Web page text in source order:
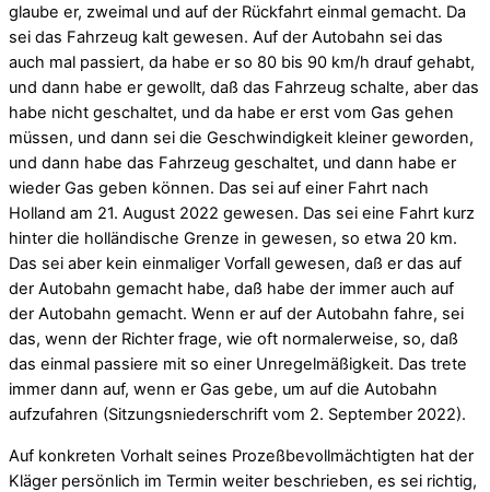
glaube er, zweimal und auf der Rückfahrt einmal gemacht. Da
sei das Fahrzeug kalt gewesen. Auf der Autobahn sei das
auch mal passiert, da habe er so 80 bis 90 km/h drauf gehabt,
und dann habe er gewollt, daß das Fahrzeug schalte, aber das
habe nicht geschaltet, und da habe er erst vom Gas gehen
müssen, und dann sei die Geschwindigkeit kleiner geworden,
und dann habe das Fahrzeug geschaltet, und dann habe er
wieder Gas geben können. Das sei auf einer Fahrt nach
Holland am 21. August 2022 gewesen. Das sei eine Fahrt kurz
hinter die holländische Grenze in gewesen, so etwa 20 km.
Das sei aber kein einmaliger Vorfall gewesen, daß er das auf
der Autobahn gemacht habe, daß habe der immer auch auf
der Autobahn gemacht. Wenn er auf der Autobahn fahre, sei
das, wenn der Richter frage, wie oft normalerweise, so, daß
das einmal passiere mit so einer Unregelmäßigkeit. Das trete
immer dann auf, wenn er Gas gebe, um auf die Autobahn
aufzufahren (Sitzungsniederschrift vom 2. September 2022).
Auf konkreten Vorhalt seines Prozeßbevollmächtigten hat der
Kläger persönlich im Termin weiter beschrieben, es sei richtig,